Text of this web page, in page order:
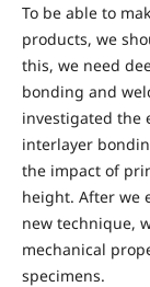
To be able to
products, we
this, we need
bonding and
investigated the
interlayer
the impact of
height. After we
new technique,
mechanical
specimens.